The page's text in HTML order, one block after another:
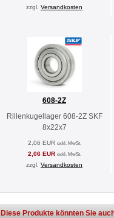
zzgl. Versandkosten
608-2Z
Rillenkugellager 608-2Z SKF
8x22x7
2,06 EUR exkl. MwSt.
2,06 EUR exkl. MwSt.
zzgl. Versandkosten
Diese Produkte könnten Sie